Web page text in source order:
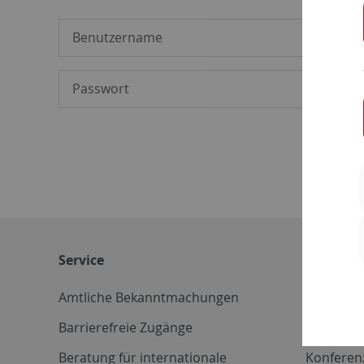
Service
Amtliche Bekanntmachungen
Barrierefreie Zugänge
Beratung für internationale